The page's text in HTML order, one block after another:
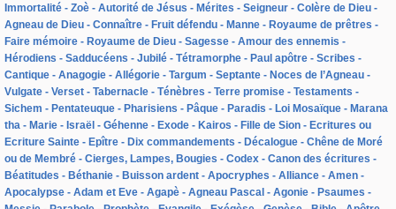
Immortalité
Zoè Autorité de Jésus Mérites Seigneur
Colère de Dieu
Agneau de Dieu
Connaître Fruit défendu Manne
Royaume de prêtres
Faire mémoire
Royaume de Dieu Sagesse
Amour des ennemis
Hérodiens
Sadducéens Jubilé Tétramorphe Paul apôtre
Scribes
Cantique
Anagogie Allégorie Targum Septante
Noces de l’Agneau
Vulgate
Verset Tabernacle Ténèbres Terre promise
Testaments
Sichem
Pentateuque Pharisiens Pâque Paradis Loi Mosaïque
Marana
tha
Marie Israël Géhenne Exode Kairos Fille de Sion
Ecritures ou
Ecriture Sainte
Epître Dix commandements Décalogue
Chêne de Moré
ou de Membré
Cierges, Lampes, Bougies Codex
Canon des écritures
Béatitudes
Béthanie Buisson ardent Apocryphes Alliance
Amen
Apocalypse
Adam et Eve Agapè Agneau Pascal Agonie
Psaumes